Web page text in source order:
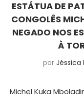
ESTÁTUA DE
CONGOLÊS
NEGADO NOS
À
por Jéssica
Michel Kuka